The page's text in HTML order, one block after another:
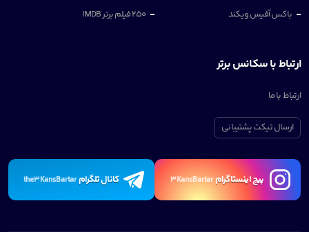
باکس آفیس ویکند
250 فیلم برتر IMDB
ارتباط با سکانس برتر
ارتباط با ما
ارسال تیکت پشتیبانی
پیچ اینستاگرام3KansBartar کانال تلگرامthe3KansBartar